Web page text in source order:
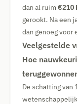
dan al ruim €210
gerookt. Na een
dan genoeg voor
Veelgestelde
Hoe
De schatting van